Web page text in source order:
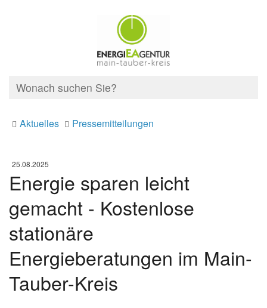
Aktuelles Pressemitteilungen
25.08.2025
Energie sparen leicht
gemacht - Kostenlose
stationäre
Energieberatungen im Main-
Tauber-Kreis